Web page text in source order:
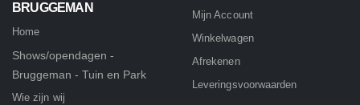
BRUGGEMAN
Home
Shows/opendagen -
Bruggeman - Tuin en Park
Wie zijn wij
Mijn Account
Winkelwagen
Afrekenen
Leveringsvoorwaarden